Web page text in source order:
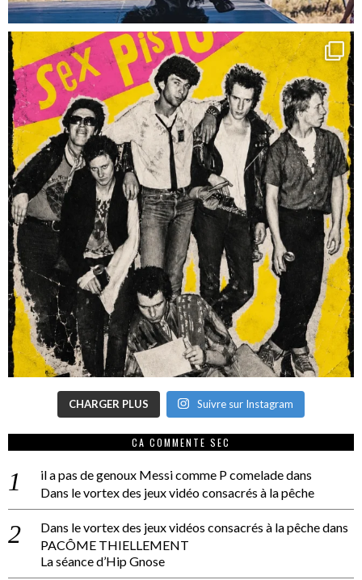
CHARGER PLUS Suivre sur Instagram
CA COMMENTE SEC
il a pas de genoux Messi comme P comeladedans
Dans le vortex des jeux vidéo consacrés à la pêche
Dans le vortex des jeux vidéos consacrés à la pêchedans
PACÔME THIELLEMENT
La séance d’Hip Gnose